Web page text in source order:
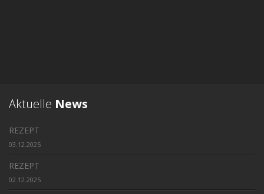
Aktuelle News
REZEPT
03.12.2025
REZEPT
02.12.2025